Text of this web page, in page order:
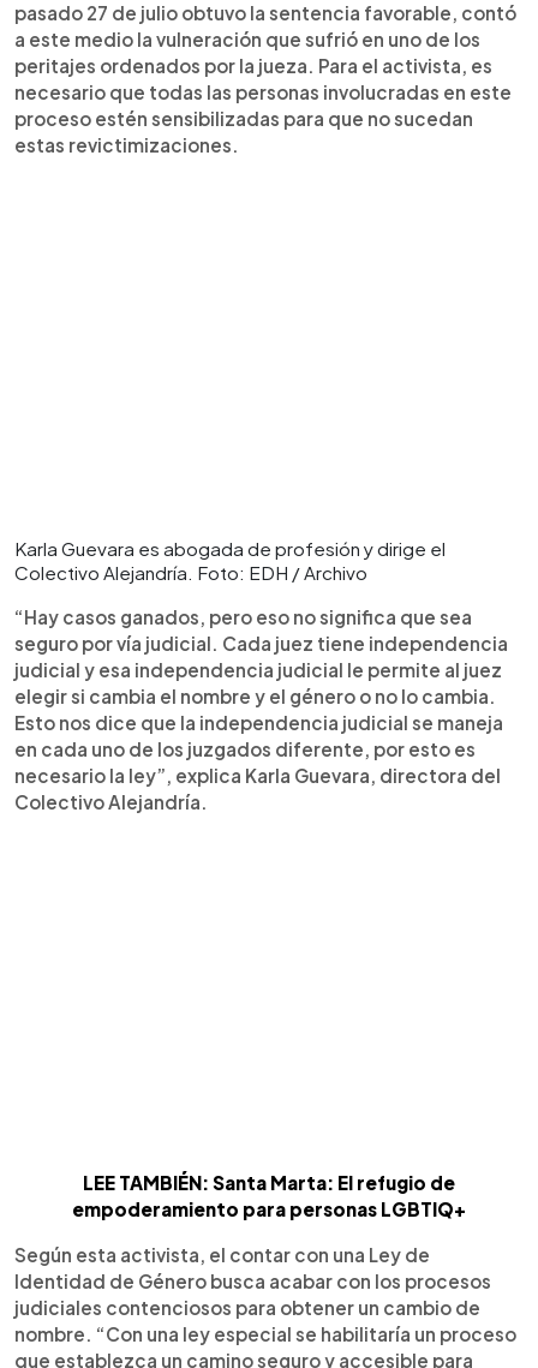
pasado 27 de julio obtuvo la sentencia favorable, contó
a este medio la vulneración que sufrió en uno de los
peritajes ordenados por la jueza. Para el activista, es
necesario que todas las personas involucradas en este
proceso estén sensibilizadas para que no sucedan
estas revictimizaciones.
Karla Guevara es abogada de profesión y dirige el
Colectivo Alejandría. Foto: EDH / Archivo
“Hay casos ganados, pero eso no significa que sea
seguro por vía judicial. Cada juez tiene independencia
judicial y esa independencia judicial le permite al juez
elegir si cambia el nombre y el género o no lo cambia.
Esto nos dice que la independencia judicial se maneja
en cada uno de los juzgados diferente, por esto es
necesario la ley”, explica Karla Guevara, directora del
Colectivo Alejandría.
LEE TAMBIÉN: Santa Marta: El refugio de
empoderamiento para personas LGBTIQ+
Según esta activista, el contar con una Ley de
Identidad de Género busca acabar con los procesos
judiciales contenciosos para obtener un cambio de
nombre. “Con una ley especial se habilitaría un proceso
que establezca un camino seguro y accesible para